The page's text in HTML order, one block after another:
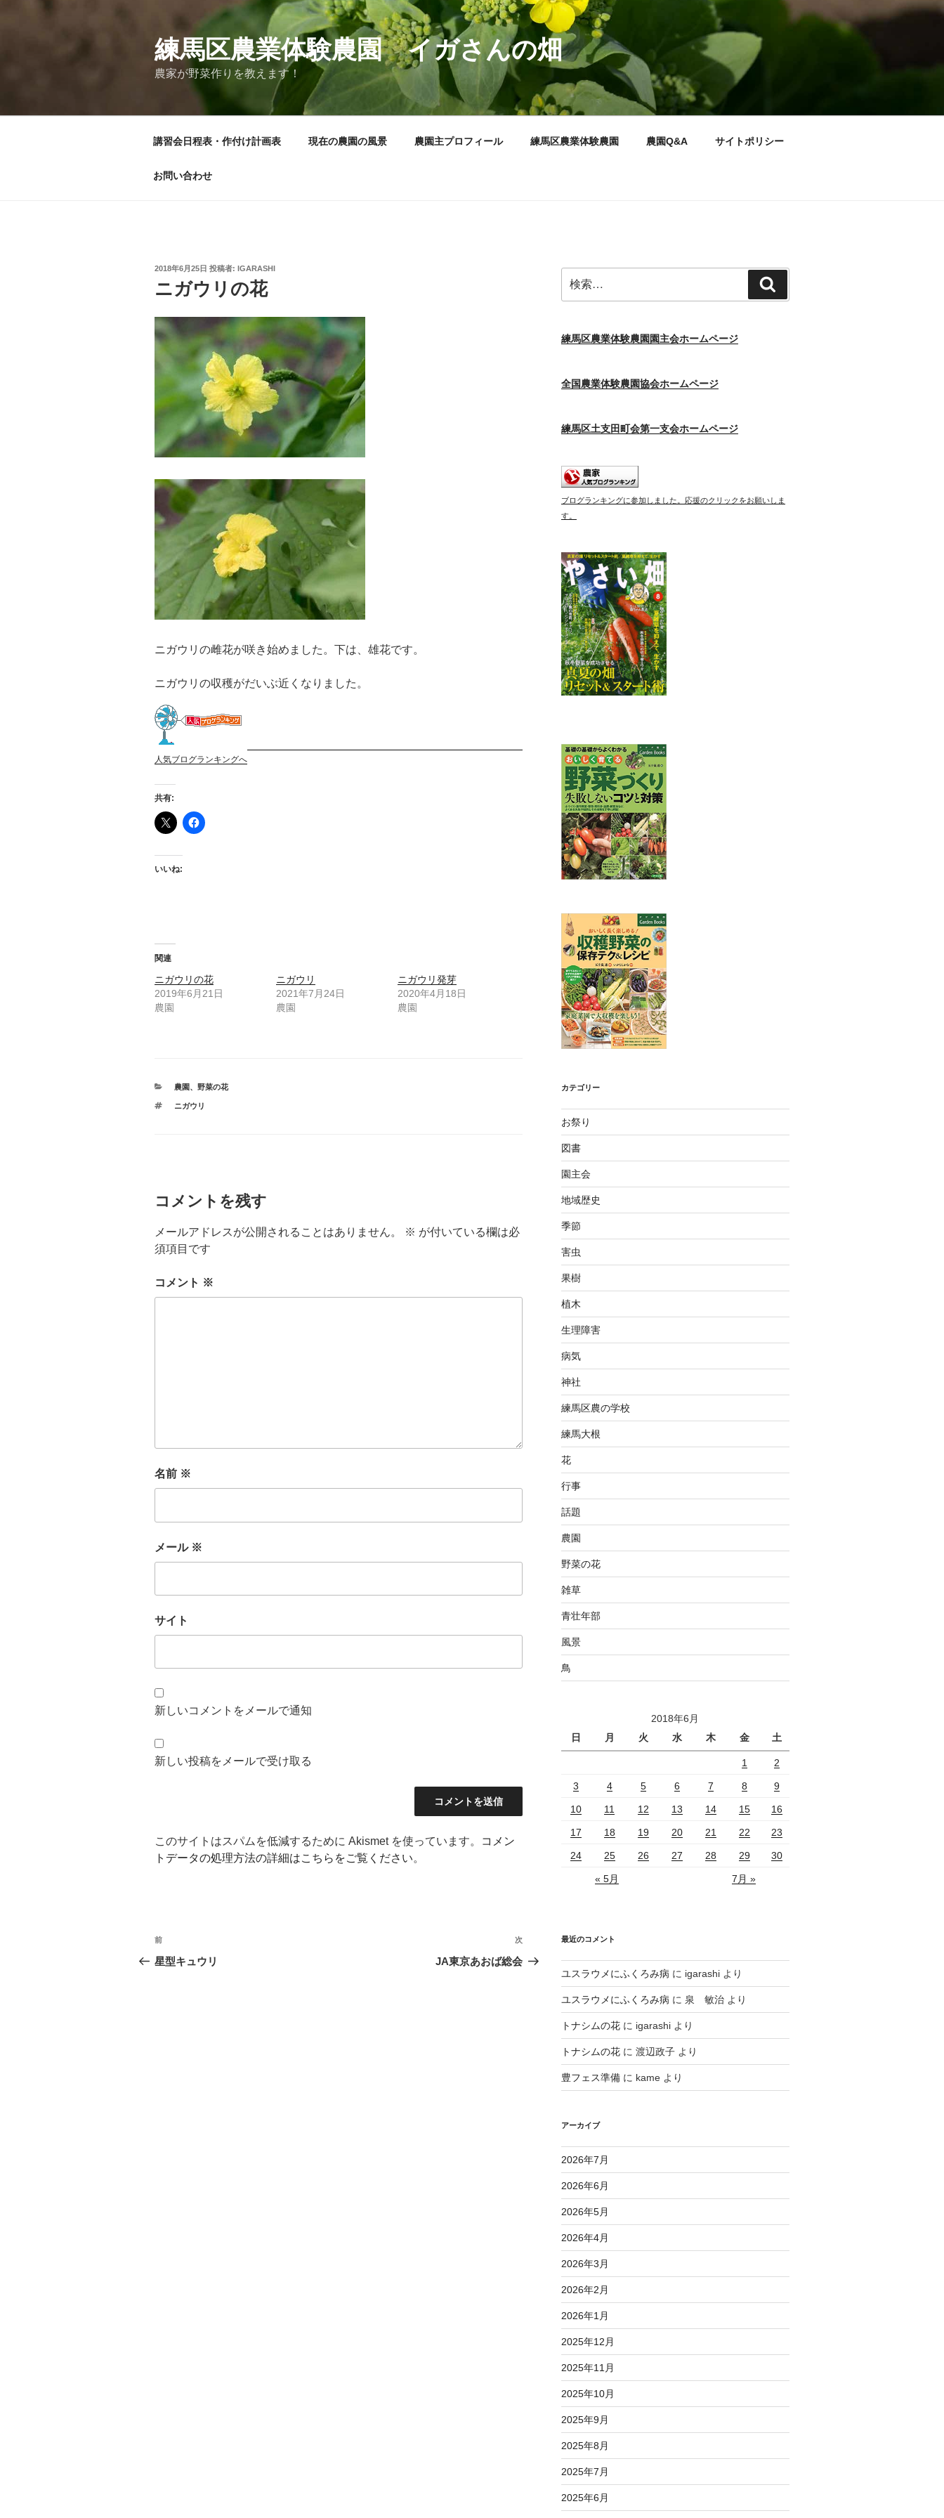
練馬区農業体験農園 イガさんの畑
農家が野菜作りを教えます！
講習会日程表・作付け計画表 現在の農園の風景 農園主プロフィール 練馬区農業体験農園 農園Q&A サイトポリシー
お問い合わせ
投
2018年6月25日 投稿者: IGARASHI
ニガウリの花
ニガウリの雌花が咲き始めました。下は、雄花です。
ニガウリの収穫がだいぶ近くなりました。
人気ブログランキングへ
共有:
いいね:
関連
ニガウリの花
2019年6月21日
農園
ニガウリ
2021年7月24日
農園
ニガウリ発芽
2020年4月18日
農園
カ
ゴ
農園、 野菜の花
タ
ニガウリ
コメントを残す
メールアドレスが公開されることはありません。 ※ が付いている欄は必
須項目です
コメント ※
名前 ※
メール ※
サイト
新しいコメントをメールで通知
新しい投稿をメールで受け取る
このサイトはスパムを低減するために Akismet を使っています。
コメン
トデータの処理方法の詳細はこちらをご覧ください。
投
稿
前
の
前
星型キュウリ
次
の
次
JA東京あおば総会
索:
索
練馬区農業体験農園園主会ホームページ
全国農業体験農園協会ホームページ
練馬区土支田町会第一支会ホームページ
ブログランキングに参加しました。応援のクリックをお願いしま
す。
カテゴリー
お祭り
図書
園主会
地域歴史
季節
害虫
果樹
植木
生理障害
病気
神社
練馬区農の学校
練馬大根
花
行事
話題
農園
野菜の花
雑草
青壮年部
風景
鳥
2018年6月
日
月 火 水 木 金 土
1 2
3 4 5 6 7 8 9
10 11 12 13 14 15 16
17 18 19 20 21 22 23
24 25 26 27 28 29 30
« 5月 7月 »
最近のコメント
ユスラウメにふくろみ病 に igarashiより
ユスラウメにふくろみ病 に 泉 敏治より
トナシムの花に igarashiより
トナシムの花に 渡辺政子より
豊フェス準備に kameより
アーカイブ
2026年7月
2026年6月
2026年5月
2026年4月
2026年3月
2026年2月
2026年1月
2025年12月
2025年11月
2025年10月
2025年9月
2025年8月
2025年7月
2025年6月